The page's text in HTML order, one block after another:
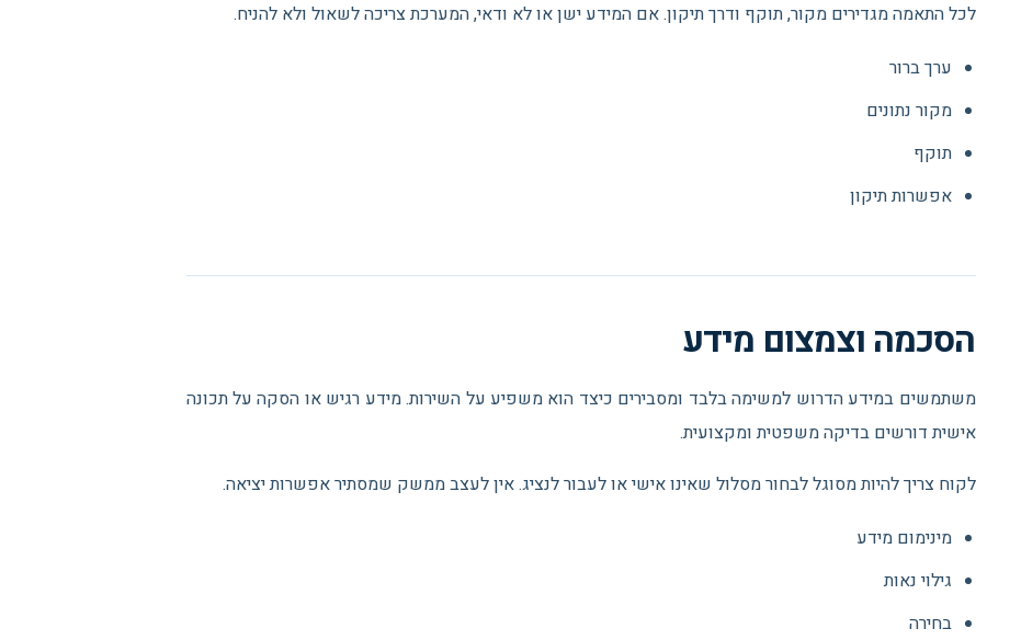
לכל התאמה מגדירים מקור, תוקף ודרך תיקון. אם המידע ישן או לא ודאי, המערכת צריכה לשאול ולא להניח.
ערך ברור
מקור נתונים
תוקף
אפשרות תיקון
הסכמה וצמצום מידע
משתמשים במידע הדרוש למשימה בלבד ומסבירים כיצד הוא משפיע על השירות. מידע רגיש או הסקה על תכונה
אישית דורשים בדיקה משפטית ומקצועית.
לקוח צריך להיות מסוגל לבחור מסלול שאינו אישי או לעבור לנציג. אין לעצב ממשק שמסתיר אפשרות יציאה.
מינימום מידע
גילוי נאות
בחירה